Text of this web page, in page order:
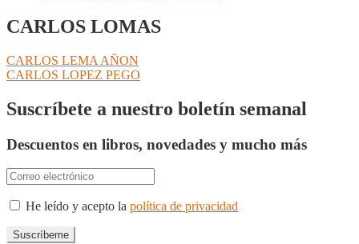
CARLOS LOMAS
Navegación
de
entradas
Anterior:
CARLOS LEMA AÑON
Siguiente:
CARLOS LOPEZ PEGO
Suscríbete a nuestro boletín semanal
Descuentos en libros, novedades y mucho más
He leído y acepto la política de privacidad